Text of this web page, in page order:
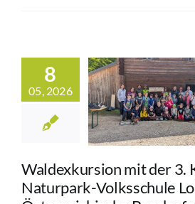
8
05, 2026
Klasse der
und
(ÖBF)
Bildung
Waldexkursion mit der 3.
Naturpark-Volksschule